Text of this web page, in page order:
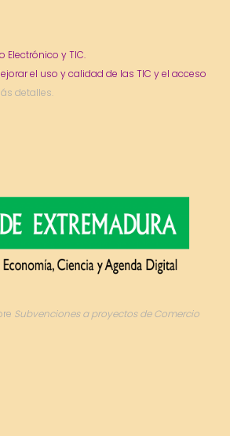
Electrónico y TIC.
el uso y calidad de las TIC y el acceso
detalles.
Subvenciones a proyectos de Comercio